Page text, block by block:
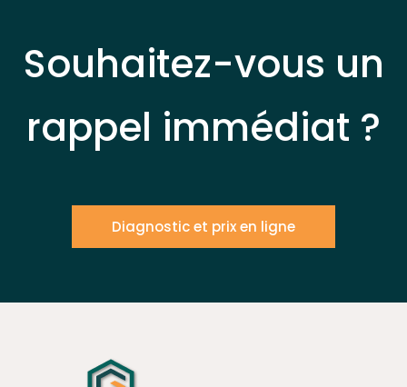
Souhaitez-vous un
rappel immédiat ?
Diagnostic et prix en ligne